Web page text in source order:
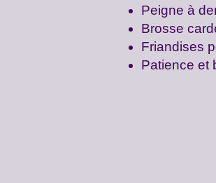
Peigne à
Brosse
Friandises
Patience et